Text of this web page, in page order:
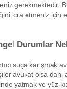
gerekmektedir.
icra etmeniz için
Durumlar
suça karışmak
avukat olsa dahi
yatmak ve yüz